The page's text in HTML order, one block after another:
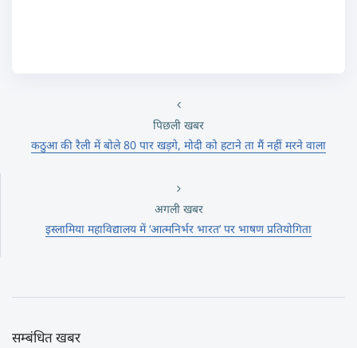
पिछली खबर
कठुआ की रैली में बोले 80 पार खड़गे, मोदी को हटाने ता मैं नहीं मरने वाला
अगली खबर
इस्लामिया महाविद्यालय में ‘आत्मनिर्भर भारत’ पर भाषण प्रतियोगिता
सम्बंधित खबर